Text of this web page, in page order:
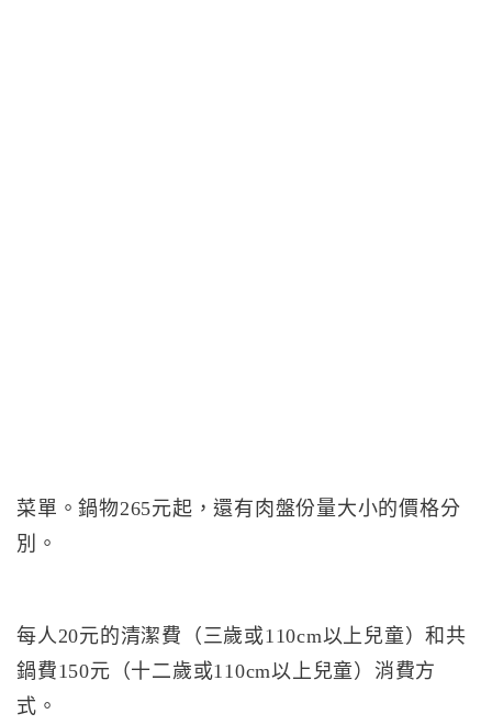
菜單。鍋物265元起，還有肉盤份量大小的價格分
別。
每人20元的清潔費（三歲或110cm以上兒童）和共
鍋費150元（十二歲或110cm以上兒童）消費方
式。